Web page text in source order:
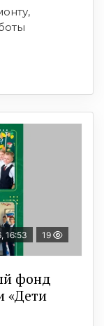
16:53 19
фонд
«Дети